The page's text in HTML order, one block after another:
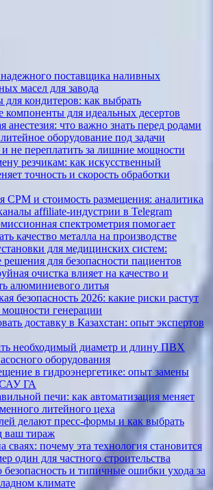
поставщика наливных
масел для завода
кондитеров: как выбрать
компоненты для идеальных десертов
анестезия: что важно знать перед родами
оборудование под задачи
не переплатить за лишние мощности
резчикам: как искусственный
точность и скорость обработки
CPM и стоимость размещения: аналитика
affiliate-индустрии в Telegram
спектрометрия помогает
качество металла на производстве
для медицинских систем:
для безопасности пациентов
очистка влияет на качество и
алюминиевого литья
безопасность 2026: какие риски растут
мощности генерации
доставку в Казахстан: опыт экспертов
необходимый диаметр и длину ПВХ
оборудования
в гидроэнергетике: опыт замены
ГА
печи: как автоматизация меняет
литейного цеха
делают пресс-формы и как выбрать
ваш тираж
сваях: почему эта технология становится
один для частного строительства
и типичные ошибки ухода за
климате